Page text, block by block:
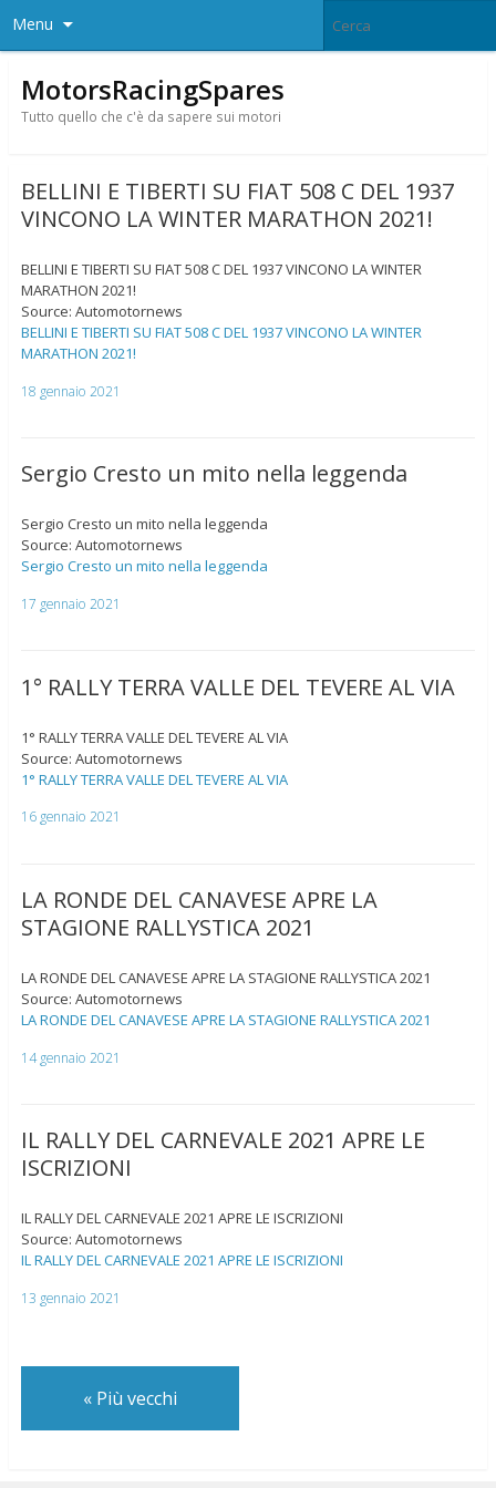
Menu
MotorsRacingSpares
Tutto quello che c'è da sapere sui motori
BELLINI E TIBERTI SU FIAT 508 C DEL 1937
VINCONO LA WINTER MARATHON 2021!
BELLINI E TIBERTI SU FIAT 508 C DEL 1937 VINCONO LA WINTER
MARATHON 2021!
Source: Automotornews
BELLINI E TIBERTI SU FIAT 508 C DEL 1937 VINCONO LA WINTER
MARATHON 2021!
18 gennaio 2021
Sergio Cresto un mito nella leggenda
Sergio Cresto un mito nella leggenda
Source: Automotornews
Sergio Cresto un mito nella leggenda
17 gennaio 2021
1° RALLY TERRA VALLE DEL TEVERE AL VIA
1° RALLY TERRA VALLE DEL TEVERE AL VIA
Source: Automotornews
1° RALLY TERRA VALLE DEL TEVERE AL VIA
16 gennaio 2021
LA RONDE DEL CANAVESE APRE LA
STAGIONE RALLYSTICA 2021
LA RONDE DEL CANAVESE APRE LA STAGIONE RALLYSTICA 2021
Source: Automotornews
LA RONDE DEL CANAVESE APRE LA STAGIONE RALLYSTICA 2021
14 gennaio 2021
IL RALLY DEL CARNEVALE 2021 APRE LE
ISCRIZIONI
IL RALLY DEL CARNEVALE 2021 APRE LE ISCRIZIONI
Source: Automotornews
IL RALLY DEL CARNEVALE 2021 APRE LE ISCRIZIONI
13 gennaio 2021
«Più vecchi